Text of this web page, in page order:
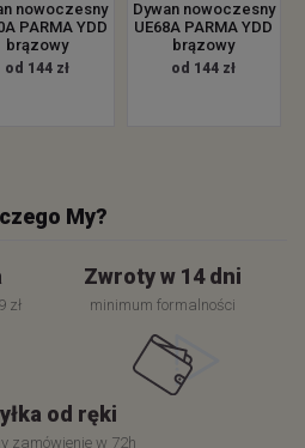
nowoczesny
PARMA YDD
brązowy
od 144 zł
Dywan nowoczesny
UE68A PARMA YDD
brązowy
od 144 zł
My?
zł
Zwroty w 14 dni
minimum formalności
od ręki
zamówienie w 72h